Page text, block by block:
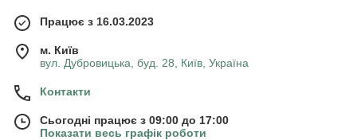
Працює з 16.03.2023
м. Київ
вул. Дубровицька, буд. 28, Київ, Україна
Контакти
Сьогодні працює з 09:00 до 17:00
Показати весь графік роботи